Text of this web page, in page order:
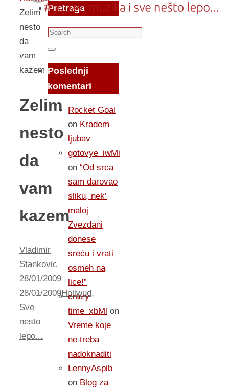
Zelim
nesto
da
vam
kazem
Zelim
nesto
da
vam
kazem
Vladimir
Stankovic
28/01/2009
28/01/2009Holiwud,
Sve
nesto
lepo...
Pretraga
Search
for:
Search
Poslednji
komentari
Rocket Goal
on Kradem
ljubav
gotovye_iwMi
on “Od srca
sam darovao
sliku, nek’
maloj
Zvezdani
donese
sreću i vrati
osmeh na
lice!”
crazy
time_xbMl on
Vreme koje
ne treba
nadoknaditi
LennyAspib
on Blog za